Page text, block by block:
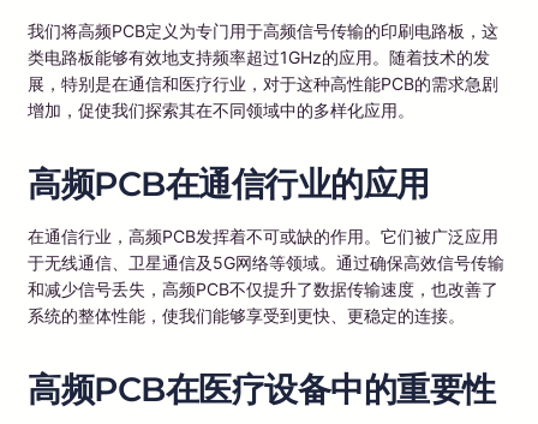
我们将高频PCB定义为专门用于高频信号传输的印刷电路板，这
类电路板能够有效地支持频率超过1GHz的应用。随着技术的发
展，特别是在通信和医疗行业，对于这种高性能PCB的需求急剧
增加，促使我们探索其在不同领域中的多样化应用。
高频PCB在通信行业的应用
在通信行业，高频PCB发挥着不可或缺的作用。它们被广泛应用
于无线通信、卫星通信及5G网络等领域。通过确保高效信号传输
和减少信号丢失，高频PCB不仅提升了数据传输速度，也改善了
系统的整体性能，使我们能够享受到更快、更稳定的连接。
高频PCB在医疗设备中的重要性